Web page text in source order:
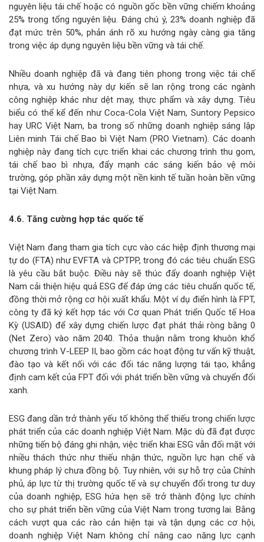
nguyên liệu tái chế hoặc có nguồn gốc bền vững chiếm khoảng
25% trong tổng nguyên liệu. Đáng chú ý, 23% doanh nghiệp đã
đạt mức trên 50%, phản ánh rõ xu hướng ngày càng gia tăng
trong việc áp dụng nguyên liệu bền vững và tái chế.
Nhiều doanh nghiệp đã và đang tiên phong trong việc tái chế
nhựa, và xu hướng này dự kiến sẽ lan rộng trong các ngành
công nghiệp khác như dệt may, thực phẩm và xây dựng. Tiêu
biểu có thể kể đến như Coca-Cola Việt Nam, Suntory Pepsico
hay URC Việt Nam, ba trong số những doanh nghiệp sáng lập
Liên minh Tái chế Bao bì Việt Nam (PRO Vietnam). Các doanh
nghiệp này đang tích cực triển khai các chương trình thu gom,
tái chế bao bì nhựa, đẩy mạnh các sáng kiến bảo vệ môi
trường, góp phần xây dựng một nền kinh tế tuần hoàn bền vững
tại Việt Nam.
4.6. Tăng cường hợp tác quốc tế
Việt Nam đang tham gia tích cực vào các hiệp định thương mại
tự do (FTA) như EVFTA và CPTPP, trong đó các tiêu chuẩn ESG
là yêu cầu bắt buộc. Điều này sẽ thúc đẩy doanh nghiệp Việt
Nam cải thiện hiệu quả ESG để đáp ứng các tiêu chuẩn quốc tế,
đồng thời mở rộng cơ hội xuất khẩu. Một ví dụ điển hình là FPT,
công ty đã ký kết hợp tác với Cơ quan Phát triển Quốc tế Hoa
Kỳ (USAID) để xây dựng chiến lược đạt phát thải ròng bằng 0
(Net Zero) vào năm 2040. Thỏa thuận nằm trong khuôn khổ
chương trình V-LEEP II, bao gồm các hoạt động tư vấn kỹ thuật,
đào tạo và kết nối với các đối tác năng lượng tái tạo, khẳng
định cam kết của FPT đối với phát triển bền vững và chuyển đổi
xanh.
ESG đang dần trở thành yếu tố không thể thiếu trong chiến lược
phát triển của các doanh nghiệp Việt Nam. Mặc dù đã đạt được
những tiến bộ đáng ghi nhận, việc triển khai ESG vẫn đối mặt với
nhiều thách thức như thiếu nhận thức, nguồn lực hạn chế và
khung pháp lý chưa đồng bộ. Tuy nhiên, với sự hỗ trợ của Chính
phủ, áp lực từ thị trường quốc tế và sự chuyển đổi trong tư duy
của doanh nghiệp, ESG hứa hẹn sẽ trở thành động lực chính
cho sự phát triển bền vững của Việt Nam trong tương lai. Bằng
cách vượt qua các rào cản hiện tại và tận dụng các cơ hội,
doanh nghiệp Việt Nam không chỉ nâng cao năng lực cạnh